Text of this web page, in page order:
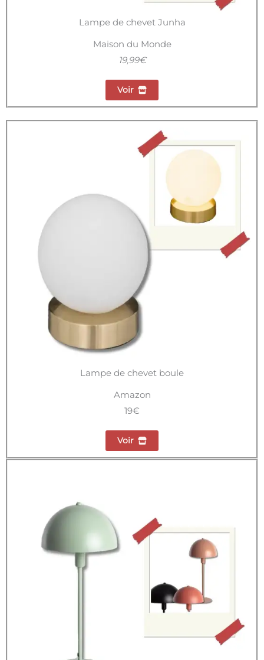
Lampe de chevet Junha
Maison du Monde
19,99€
Voir
Lampe de chevet boule
Amazon
19€
Voir